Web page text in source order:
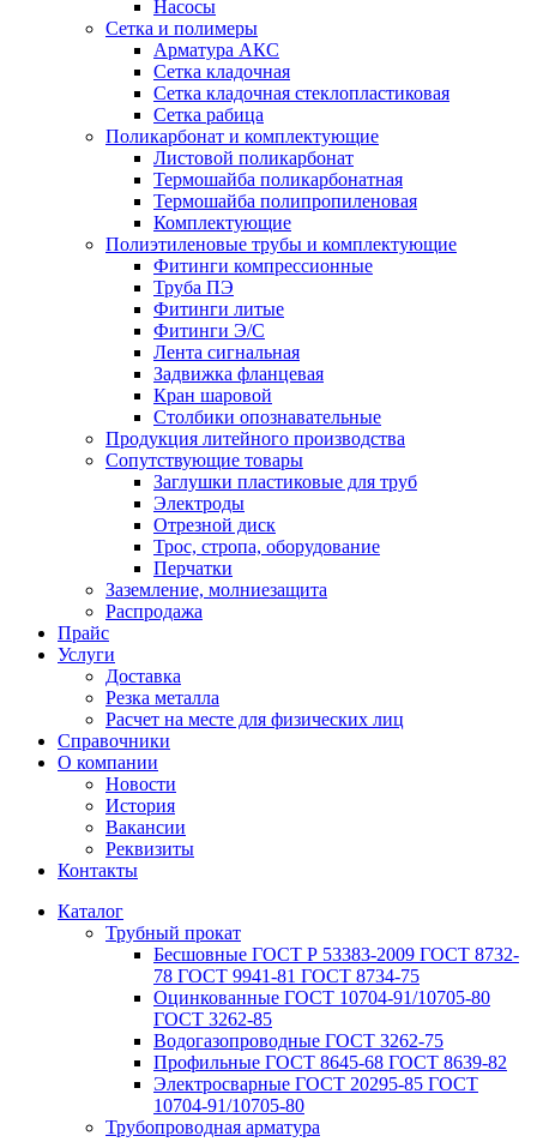
Насосы
Сетка и полимеры
Арматура АКС
Сетка кладочная
Сетка кладочная стеклопластиковая
Сетка рабица
Поликарбонат и комплектующие
Листовой поликарбонат
Термошайба поликарбонатная
Термошайба полипропиленовая
Комплектующие
Полиэтиленовые трубы и комплектующие
Фитинги компрессионные
Труба ПЭ
Фитинги литые
Фитинги Э/С
Лента сигнальная
Задвижка фланцевая
Кран шаровой
Столбики опознавательные
Продукция литейного производства
Сопутствующие товары
Заглушки пластиковые для труб
Электроды
Отрезной диск
Трос, стропа, оборудование
Перчатки
Заземление, молниезащита
Распродажа
Прайс
Услуги
Доставка
Резка металла
Расчет на месте для физических лиц
Справочники
О компании
Новости
История
Вакансии
Реквизиты
Контакты
Каталог
Трубный прокат
Беcшовные ГОСТ Р 53383-2009 ГОСТ 8732-
78 ГОСТ 9941-81 ГОСТ 8734-75
Оцинкованные ГОСТ 10704-91/10705-80
ГОСТ 3262-85
Водогазопроводные ГОСТ 3262-75
Профильные ГОСТ 8645-68 ГОСТ 8639-82
Электросварные ГОСТ 20295-85 ГОСТ
10704-91/10705-80
Трубопроводная арматура